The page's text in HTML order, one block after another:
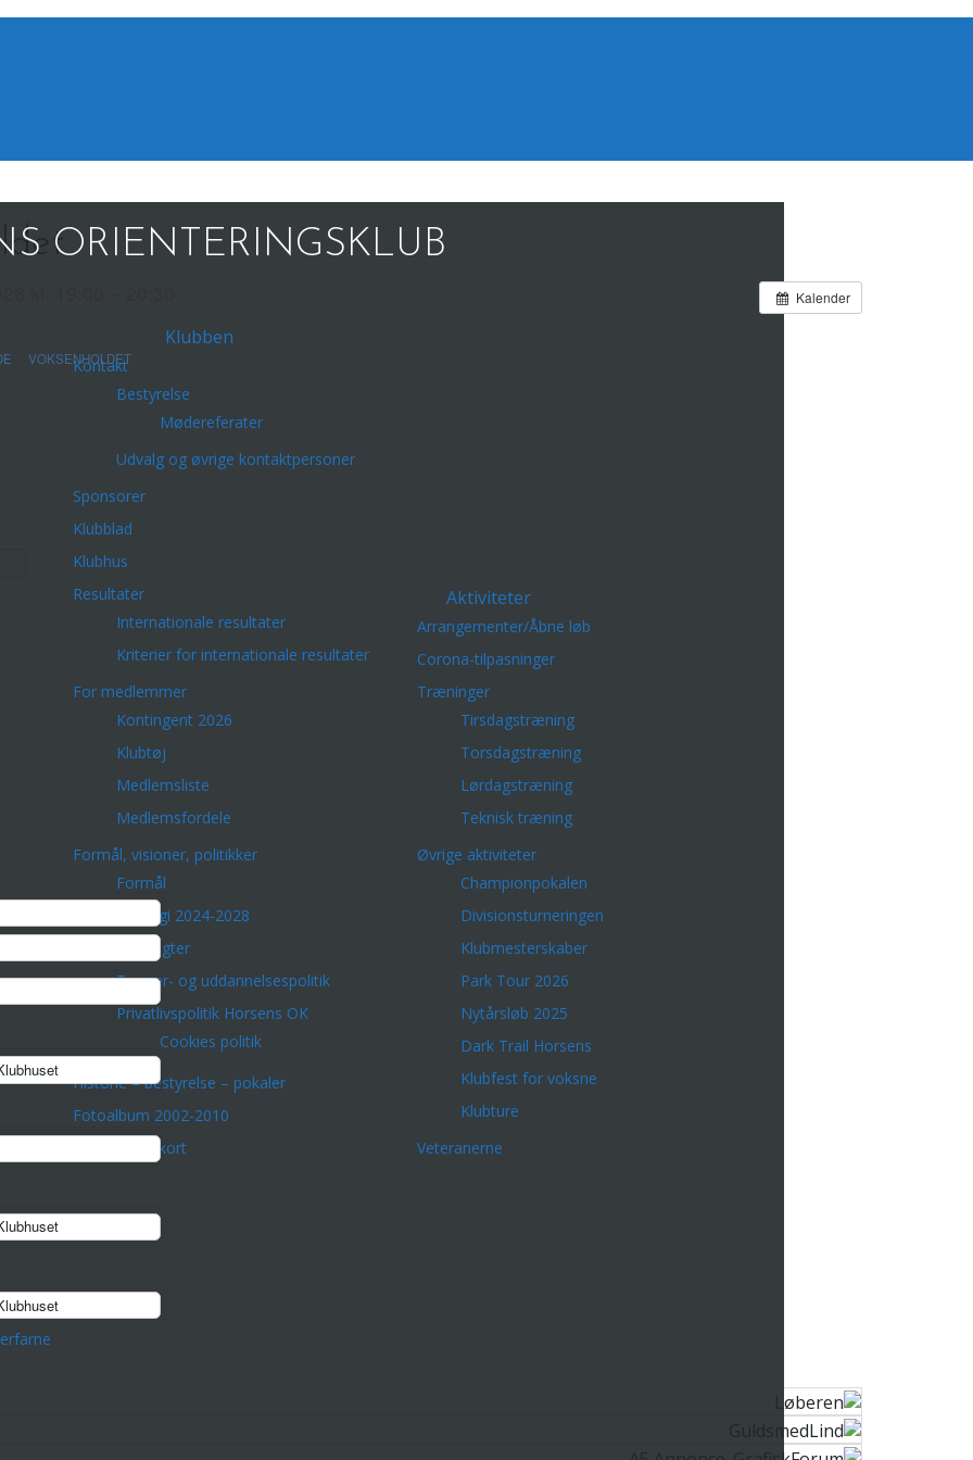
ORIENTERINGSKLUB
Klubben
Kontakt
Bestyrelse
Mødereferater
Udvalg og øvrige kontaktpersoner
Sponsorer
Klubblad
Klubhus
Resultater
Internationale resultater
Kriterier for internationale resultater
For medlemmer
Kontingent 2026
Klubtøj
Medlemsliste
Medlemsfordele
Formål, visioner, politikker
Formål
Strategi 2024-2028
Vedtægter
Træner- og uddannelsespolitik
Privatlivspolitik Horsens OK
Cookies politik
Historie – bestyrelse – pokaler
Fotoalbum 2002-2010
Orienteringskort
Aktiviteter
Arrangementer/Åbne løb
Corona-tilpasninger
Træninger
Tirsdagstræning
Torsdagstræning
Lørdagstræning
Teknisk træning
Øvrige aktiviteter
Championpokalen
Divisionsturneringen
Klubmesterskaber
Park Tour 2026
Nytårsløb 2025
Dark Trail Horsens
Klubfest for voksne
Klubture
Veteranerne
Kalender
VOKSENHOLDET